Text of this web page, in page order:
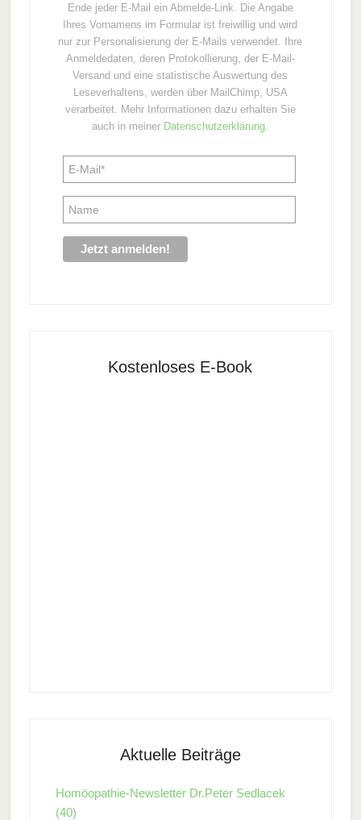
Ende jeder E-Mail ein Abmelde-Link. Die Angabe
Ihres Vornamens im Formular ist freiwillig und wird
nur zur Personalisierung der E-Mails verwendet. Ihre
Anmeldedaten, deren Protokollierung, der E-Mail-
Versand und eine statistische Auswertung des
Leseverhaltens, werden über MailChimp, USA
verarbeitet. Mehr Informationen dazu erhalten Sie
auch in meiner Datenschutzerklärung.
Kostenloses E-Book
Aktuelle Beiträge
Homöopathie-Newsletter Dr.Peter Sedlacek
(40)